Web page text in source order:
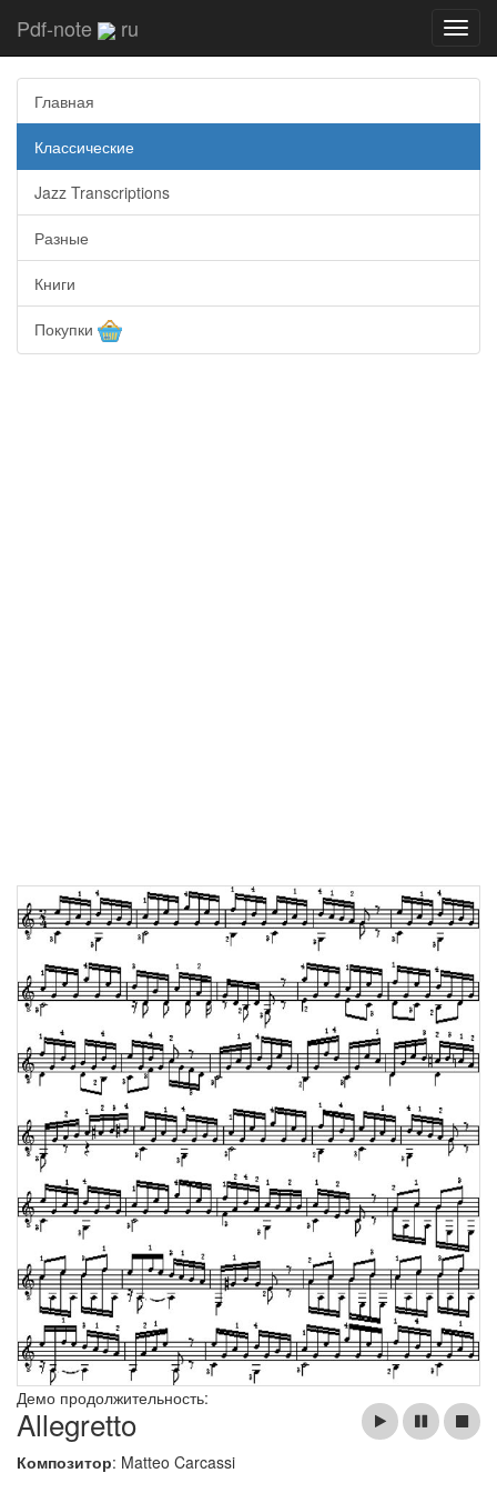
Pdf-note ru
Главная
Классические
Jazz Transcriptions
Разные
Книги
Покупки
Демо продолжительность:
Allegretto
Композитор: Matteo Carcassi